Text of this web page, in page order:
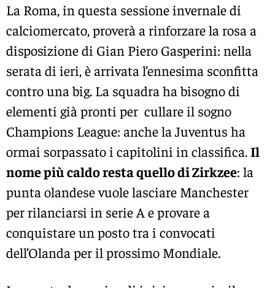
La Roma, in questa sessione invernale di
calciomercato, proverà a rinforzare la rosa a
disposizione di Gian Piero Gasperini: nella
serata di ieri, è arrivata l’ennesima sconfitta
contro una big. La squadra ha bisogno di
elementi già pronti per cullare il sogno
Champions League: anche la Juventus ha
ormai sorpassato i capitolini in classifica.Il
nome più caldo resta quello di Zirkzee: la
punta olandese vuole lasciare Manchester
per rilanciarsi in serie A e provare a
conquistare un posto tra i convocati
dell’Olanda per il prossimo Mondiale.